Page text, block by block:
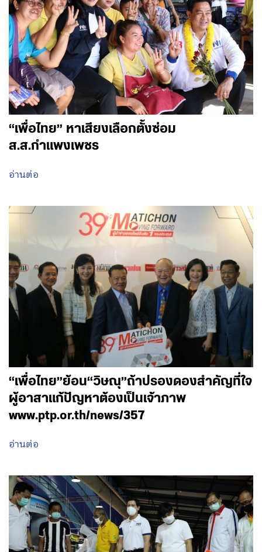
“เพื่อไทย” หาเสียงเลือกตั้งซ่อม
ส.ส.กำแพงเพชร
อ่านต่อ
“เพื่อไทย”ย้อน“วิษณุ”ถ้าปรองดองสำคัญที่ใจ
ผู้อาสาแก้ปัญหาต้องเป็นเจ้าภาพ
www.ptp.or.th/news/357
อ่านต่อ